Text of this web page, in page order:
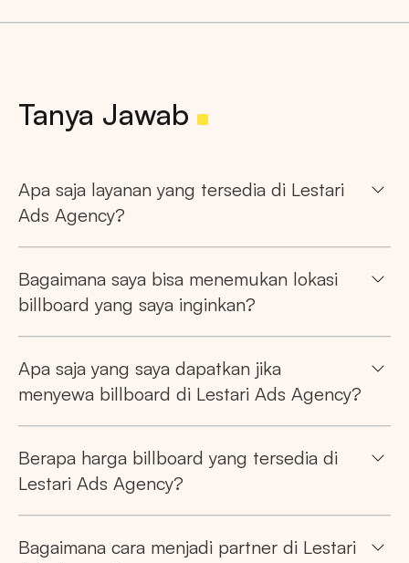
Tanya Jawab
Apa saja layanan yang tersedia di Lestari
Ads Agency?
Bagaimana saya bisa menemukan lokasi
billboard yang saya inginkan?
Apa saja yang saya dapatkan jika
menyewa billboard di Lestari Ads Agency?
Berapa harga billboard yang tersedia di
Lestari Ads Agency?
Bagaimana cara menjadi partner di Lestari